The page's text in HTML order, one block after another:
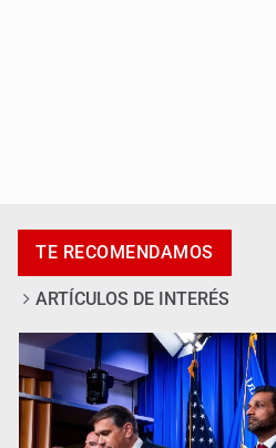
Detienen a tres miembros de
tráfico de personas
TE RECOMENDAMOS
ARTÍCULOS DE INTERÉS